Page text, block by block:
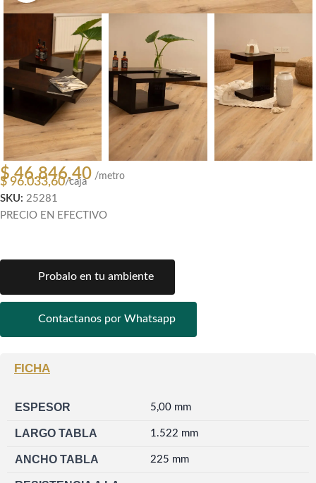
$46.846,40 /metro
$96.033,60/caja
SKU: 25281
PRECIO EN EFECTIVO
Probalo en tu ambiente
Contactanos por Whatsapp
FICHA
ESPESOR 5,00 mm
LARGO TABLA 1.522 mm
ANCHO TABLA 225 mm